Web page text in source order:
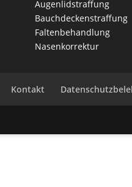
Augenlidstraffung
Bauchdeckenstraffung
Faltenbehandlung
Nasenkorrektur
Kontakt